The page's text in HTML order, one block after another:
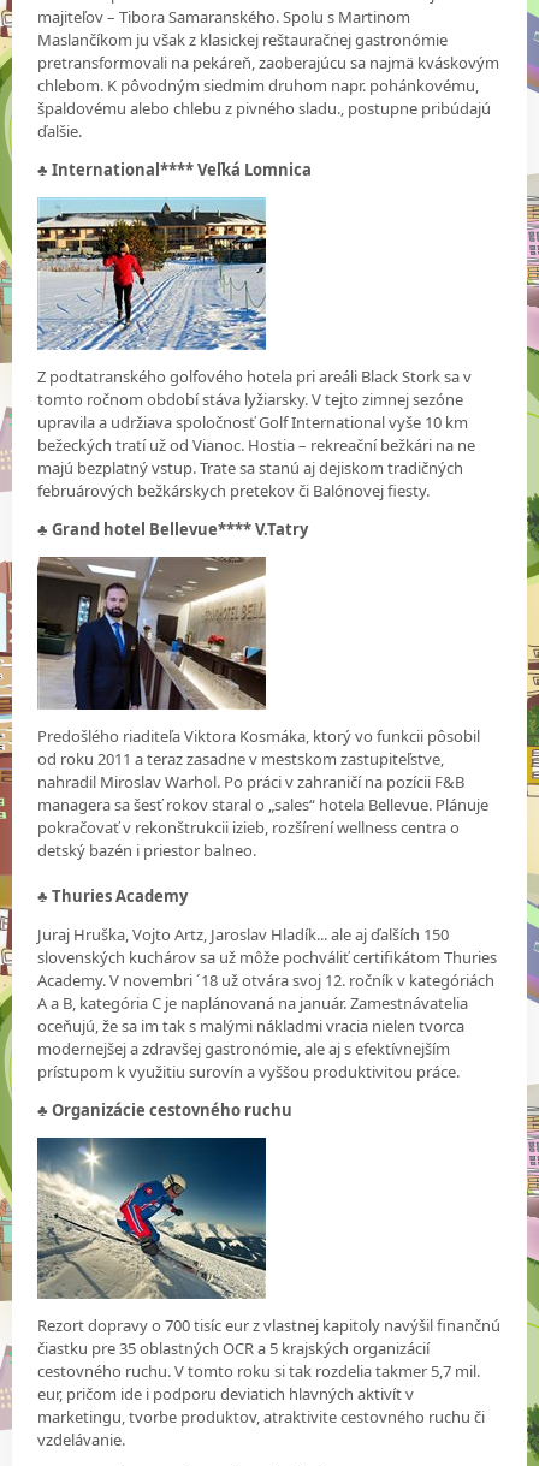
majiteľov – Tibora Samaranského. Spolu s Martinom
Maslančíkom ju však z klasickej reštauračnej gastronómie
pretransformovali na pekáreň, zaoberajúcu sa najmä kváskovým
chlebom. K pôvodným siedmim druhom napr. pohánkovému,
špaldovému alebo chlebu z pivného sladu., postupne pribúdajú
ďalšie.
♣International**** Veľká Lomnica
Z podtatranského golfového hotela pri areáli Black Stork sa v
tomto ročnom období stáva lyžiarsky. V tejto zimnej sezóne
upravila a udržiava spoločnosť Golf International vyše 10 km
bežeckých tratí už od Vianoc. Hostia – rekreační bežkári na ne
majú bezplatný vstup. Trate sa stanú aj dejiskom tradičných
februárových bežkárskych pretekov či Balónovej fiesty.
♣ Grand hotel Bellevue**** V.Tatry
Predošlého riaditeľa Viktora Kosmáka, ktorý vo funkcii pôsobil
od roku 2011 a teraz zasadne v mestskom zastupiteľstve,
nahradil Miroslav Warhol. Po práci v zahraničí na pozícii F&B
managera sa šesť rokov staral o „sales“ hotela Bellevue. Plánuje
pokračovať v rekonštrukcii izieb, rozšírení wellness centra o
detský bazén i priestor balneo.
♣Thuries Academy
Juraj Hruška, Vojto Artz, Jaroslav Hladík... ale aj ďalších 150
slovenských kuchárov sa už môže pochváliť certifikátom Thuries
Academy. V novembri ´18 už otvára svoj 12. ročník v kategóriách
A a B, kategória C je naplánovaná na január. Zamestnávatelia
oceňujú, že sa im tak s malými nákladmi vracia nielen tvorca
modernejšej a zdravšej gastronómie, ale aj s efektívnejším
prístupom k využitiu surovín a vyššou produktivitou práce.
♣Organizácie cestovného ruchu
Rezort dopravy o 700 tisíc eur z vlastnej kapitoly navýšil finančnú
čiastku pre 35 oblastných OCR a 5 krajských organizácií
cestovného ruchu. V tomto roku si tak rozdelia takmer 5,7 mil.
eur, pričom ide i podporu deviatich hlavných aktivít v
marketingu, tvorbe produktov, atraktivite cestovného ruchu či
vzdelávanie.